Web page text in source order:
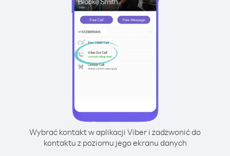
Wybrać kontakt w aplikacji Viber i zadzwonić do
kontaktu z poziomu jego ekranu danych